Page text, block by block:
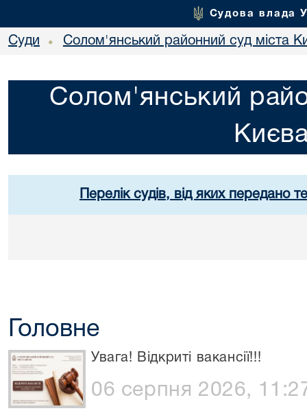
Судова влада
Суди • Солом'янський районний суд міста
Солом'янський
Перелік судів, від яких передано
Головне
Увага! Відкриті вакансії!!!
06 серпня 2026,